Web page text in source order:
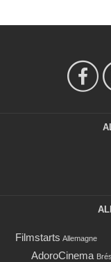
Filmstarts Allemagne
AdoroCinema